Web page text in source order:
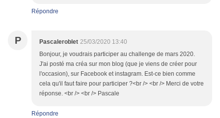
Répondre
P Pascaleroblet 25/03/2020 13:40
Bonjour, je voudrais participer au challenge de mars 2020.
J'ai posté ma créa sur mon blog (que je viens de créer pour
l'occasion), sur Facebook et instagram. Est-ce bien comme
cela qu'il faut faire pour participer ?<br /> <br /> Merci de votre
réponse. <br /> <br /> Pascale
Répondre